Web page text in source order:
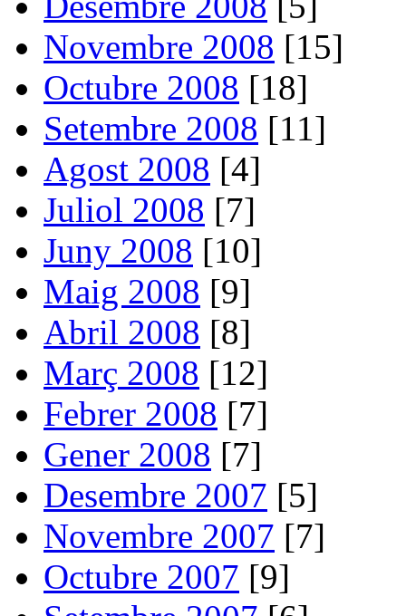
Novembre 2008 [15]
Octubre 2008 [18]
Setembre 2008 [11]
Agost 2008 [4]
Juliol 2008 [7]
Juny 2008 [10]
Maig 2008 [9]
Abril 2008 [8]
Març 2008 [12]
Febrer 2008 [7]
Gener 2008 [7]
Desembre 2007 [5]
Novembre 2007 [7]
Octubre 2007 [9]